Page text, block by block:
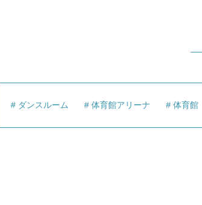
ダンスルーム 体育館アリーナ 体育館